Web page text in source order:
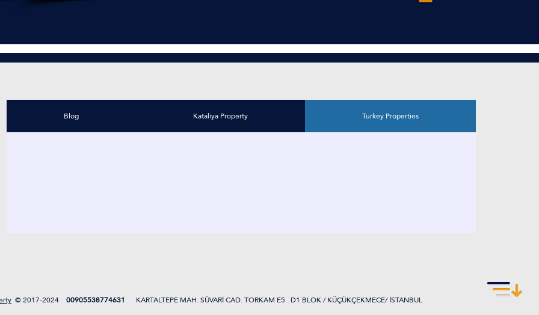
Turkey Properties
Kataliya Property
Blog
00905538774631 KARTALTEPE MAH. SÜVARİ CAD. TORKAM E5 . D1 BLOK / KÜÇÜKÇEKMECE/ İSTANBUL